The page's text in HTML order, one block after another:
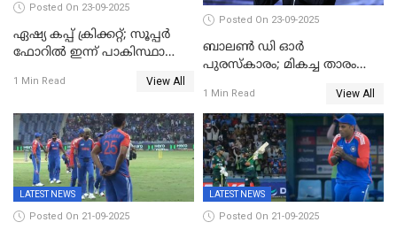
Posted On 23-09-2025
ഏഷ്യ കപ്പ് ക്രിക്കറ്റ്; സൂപ്പര്‍
ഫോറിൽ ഇന്ന് പാകിസ്ഥാനും
1 Min Read View All
Posted On 23-09-2025
ബാലണ്‍ ഡി ഓര്‍
പുരസ്‌കാരം; മികച്ച താരം
1 Min Read View All
LATEST NEWS
Posted On 21-09-2025
LATEST NEWS
Posted On 21-09-2025